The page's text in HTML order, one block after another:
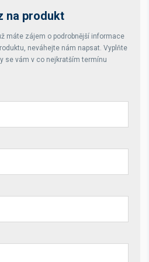
na produkt
máte zájem o podrobnější informace
neváhejte nám napsat. Vyplňte
se vám v co nejkratším termínu